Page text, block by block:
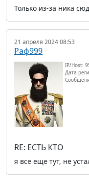
Только из-за ника
21 апреля 2024 08:53
Раф999
IP/Host:
Дата
RE: ЕСТЬ КТО
я все еще тут, не